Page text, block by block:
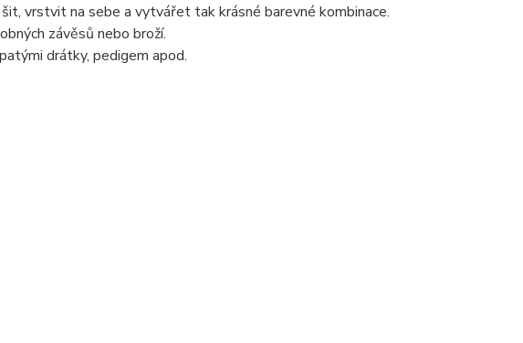
vrstvit na sebe a vytvářet tak krásné barevné kombinace.
závěsů nebo broží.
drátky, pedigem apod.